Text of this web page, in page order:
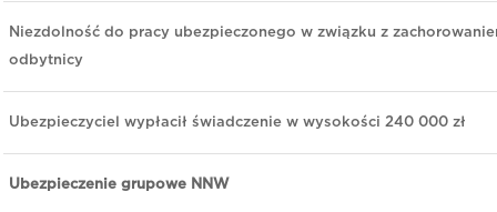
Niezdolność do pracy ubezpieczonego w związku z
odbytnicy
Ubezpieczyciel wypłacił świadczenie w wysokości 240 000 zł
Ubezpieczenie grupowe NNW